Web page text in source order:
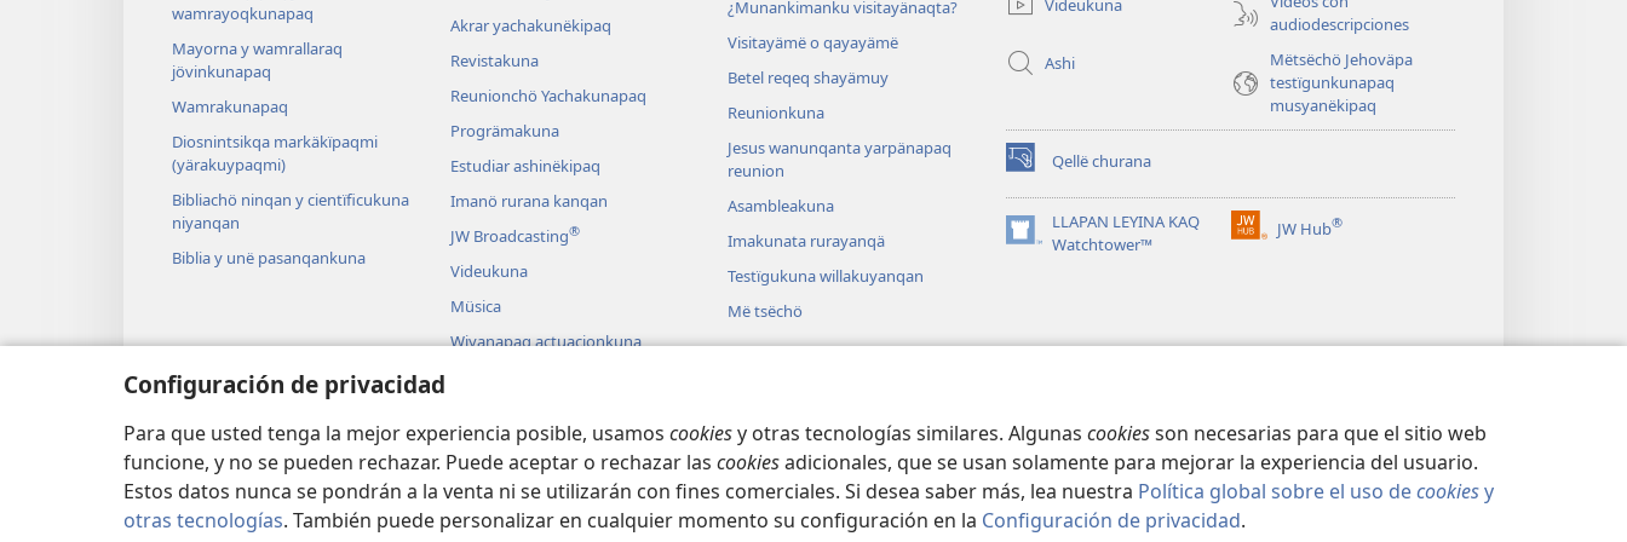
Configuración de privacidad
Para que usted tenga la mejor experiencia posible, usamos cookiesy otras tecnologías similares. Algunas cookiesson necesarias para que el sitio web
funcione, y no se pueden rechazar. Puede aceptar o rechazar las cookiesadicionales, que se usan solamente para mejorar la experiencia del usuario.
Estos datos nunca se pondrán a la venta ni se utilizarán con fines comerciales. Si desea saber más, lea nuestra Política global sobre el uso decookiesy
otras tecnologías. También puede personalizar en cualquier momento su configuración en la Configuración de privacidad.
wamrayoqkunapaq
Mayorna y wamrallaraq
jövinkunapaq
Wamrakunapaq
Diosnintsikqa markäkïpaqmi
(yärakuypaqmi)
Bibliachö ninqan y cientïficukuna
niyanqan
Biblia y unë pasanqankuna
Akrar yachakunëkipaq
Revistakuna
Reunionchö Yachakunapaq
Progrämakuna
Estudiar ashinëkipaq
Imanö rurana kanqan
JW Broadcasting®
Videukuna
Müsica
Wiyanapaq actuacionkuna
¿Munankimanku visitayänaqta?
Visitayämë o qayayämë
Betel reqeq shayämuy
Reunionkuna
Jesus wanunqanta yarpänapaq
reunion
Asambleakuna
Imakunata rurayanqä
Testïgukuna willakuyanqan
Më tsëchö
nuevaVideukuna
audiodescripciones
Ashi
Mëtsëchö Jehoväpa
testïgunkunapaq
musyanëkipaq
Qellë churana
(abre
una
nueva
ventana)
LLAPAN LEYINA KAQ
Watchtower™
(abre
JW Hub®
(abre
Copyright
© 2026 Watch Tower Bible and Tract Society of Pennsylvania.
UTILIZÄNËKIPAQ CONTRÄTU|WILLAKUNQËKIKUNATA IMANÖ UTILIZÄYANQÄ|CONFIGURACIÓN DE PRIVACIDAD